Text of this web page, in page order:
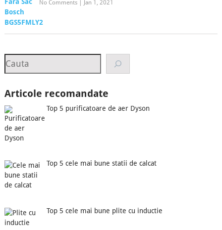
No Comments| Jan 1, 2021
Search
Articole recomandate
Top 5 purificatoare de aer Dyson
Top 5 cele mai bune statii de calcat
Top 5 cele mai bune plite cu inductie